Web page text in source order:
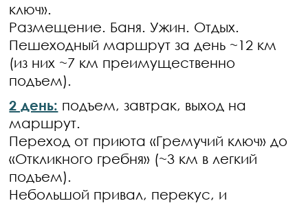
ключ».
Размещение. Баня. Ужин. Отдых.
Пешеходный маршрут за день ~12 км
(из них ~7 км преимущественно
подъем).
2 день: подъем, завтрак, выход на
маршрут.
Переход от приюта «Гремучий ключ» до
«Откликного гребня» (~3 км в легкий
подъем).
Небольшой привал, перекус, и